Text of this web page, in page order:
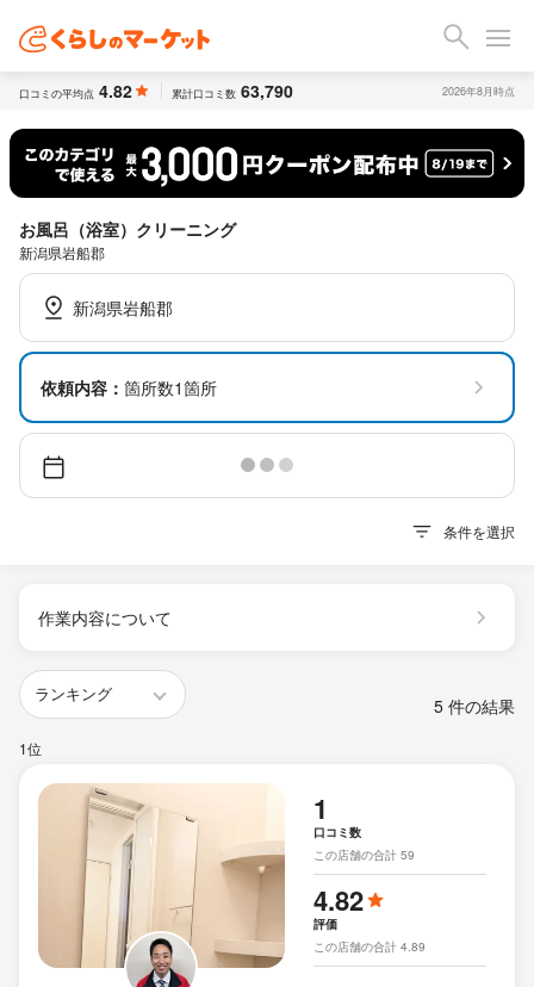
口コミの平均点 4.82 累計口コミ数 63,790 2026年8月時点
お風呂（浴室）クリーニング
新潟県岩船郡
新潟県岩船郡
依頼内容： 箇所数1箇所
条件を選択
作業内容について
5 件の結果
1位
1
口コミ数
この店舗の合計 59
4.82
評価
この店舗の合計 4.89